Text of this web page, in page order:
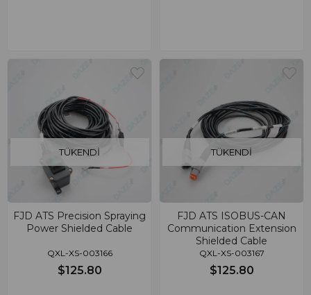
TÜKENDI
FJD ATS Precision Spraying
Power Shielded Cable
QXL-XS-003166
$125.80
TÜKENDI
FJD ATS ISOBUS-CAN
Communication Extension
Shielded Cable
QXL-XS-003167
$125.80